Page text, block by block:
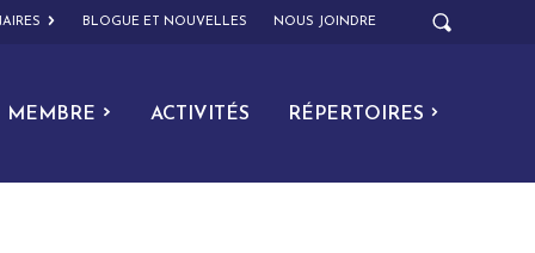
BLOGUE ET NOUVELLES NOUS JOINDRE
MEMBRE ACTIVITÉS RÉPERTOIRES